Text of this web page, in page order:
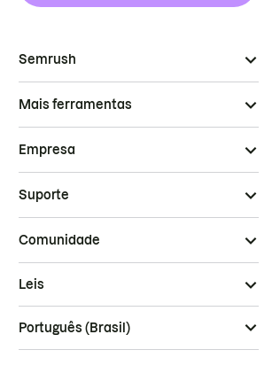
Semrush
Mais ferramentas
Empresa
Suporte
Comunidade
Leis
Português (Brasil)